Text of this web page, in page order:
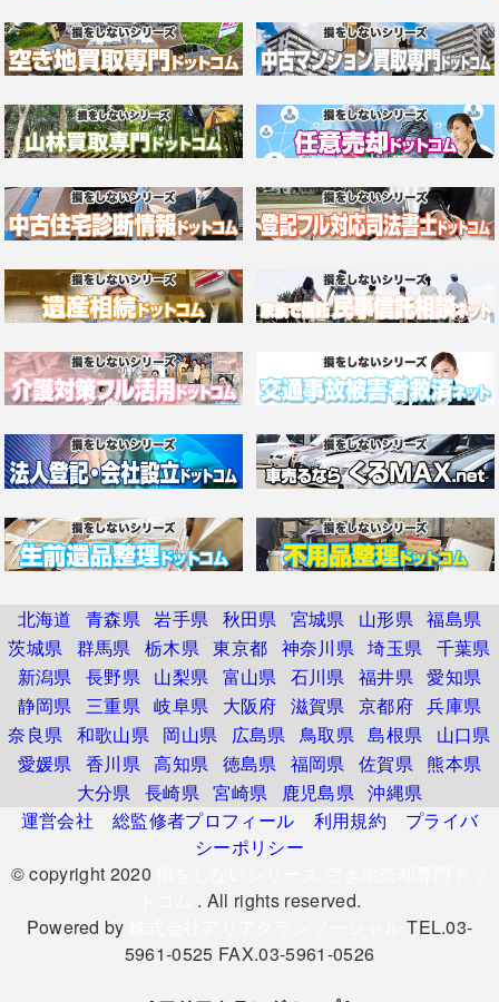
北海道 青森県 岩手県 秋田県 宮城県 山形県 福島県
茨城県 群馬県 栃木県 東京都 神奈川県 埼玉県 千葉県
新潟県 長野県 山梨県 富山県 石川県 福井県 愛知県
静岡県 三重県 岐阜県 大阪府 滋賀県 京都府 兵庫県
奈良県 和歌山県 岡山県 広島県 鳥取県 島根県
山口県
愛媛県 香川県 高知県 徳島県 福岡県 佐賀県 熊本県
大分県 長崎県 宮崎県 鹿児島県 沖縄県
運営会社
総監修者プロフィール 利用規約
プライバ
シーポリシー
© copyright 2020
. All rights reserved.
Powered by
TEL.03-
5961-0525 FAX.03-5961-0526